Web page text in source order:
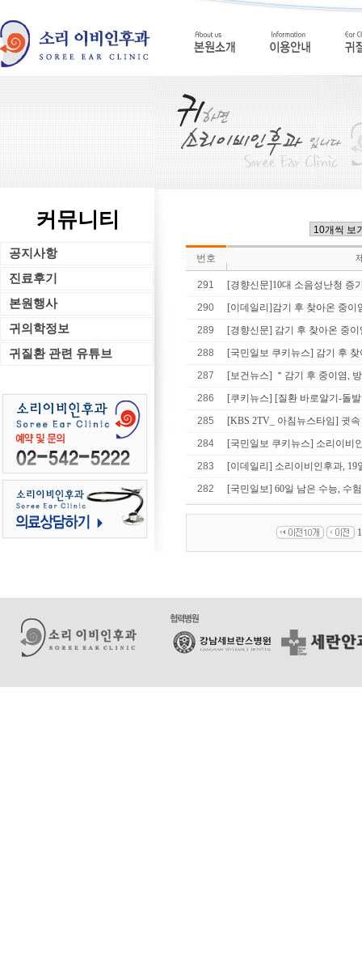
커뮤니티
공지사항
진료후기
본원행사
귀의학정보
귀질환 관련 유튜브
번호
291
[경향신문]10대 소음성난청 증
290
[이데일리]감기 후 찾아온 중이
289
[경향신문] 감기 후 찾아온 중이
288
[국민일보 쿠키뉴스] 감기 후
287
[보건뉴스] ＂감기 후 중이염,
286
[쿠키뉴스] [질환 바로알기-돌
285
[KBS 2TV_ 아침뉴스타임] 귓
284
[국민일보 쿠키뉴스] 소리이비
283
[이데일리] 소리이비인후과, 19
282
[국민일보] 60일 남은 수능, 수